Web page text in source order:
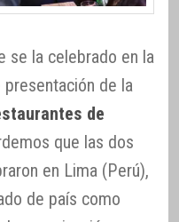
se la celebrado en la
presentación de la
de
que las dos
en Lima (Perú),
de país como